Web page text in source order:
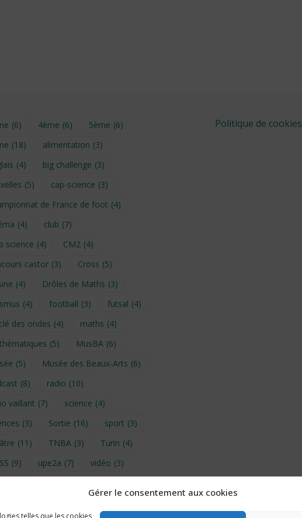
Gérer le consentement aux cookies
telles que les cookies
(6) 4ème (6) 5ème (6)
(18) alimentation (3)
(4) big challenge (3)
(5) cap-science (3)
de France de foot (4)
(4) club (7)
science (4) CM2 (4)
castor (3) Cross (5)
(4) Drôles de Maths (3)
(4) football (3) futsal (4)
des ondes (4) maths (4)
(5) MusBA (6)
(5) Musée des Beaux-Arts (6)
(8) radio (10)
vaillant (7) science (4)
(3) Sortie (16) sport (3)
(11) TNBA (3) Turin (4)
(9) upe2a (7) vidéo (3)
Politique de cookies